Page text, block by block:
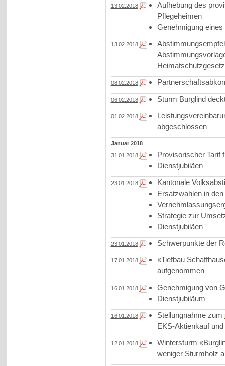
13.02.2018
Aufhebung des
Pflegeheimen
Genehmigung
13.02.2018
08.02.2018
06.02.2018 Sturm Burglind
01.02.2018
abgeschlossen
Januar 2018
31.01.2018
Provisorischer Tarif
Dienstjubiläen
23.01.2018
Kantonale
Ersatzwahlen in
Strategie zur
Dienstjubiläen
23.01.2018 Schwerpunkte der
17.01.2018
«Tiefbau
aufgenommen
16.01.2018
Genehmigung von
Dienstjubiläum
16.01.2018 Stellungnahme zum
EKS-Aktienkauf
12.01.2018
Wintersturm
weniger Sturmholz